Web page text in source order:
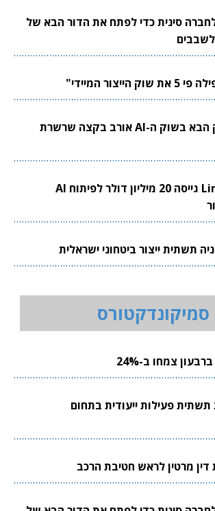
סינית כדי לפתח את הדור הבא של
לשבבים
המיידי"
צוואר הבקבוק הבא בשוק ה-AI אורב בקצה שרשרת
Limitless Labs גייסה 20 מיליון דולר לפיתוח AI
סמיקונדקטורס
צמחו ב-24%
פעילות ייעודית בתחום
מרטין לראש חטיבת הרכב